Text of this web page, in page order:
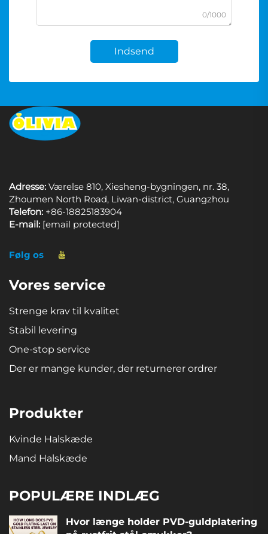
0/1000
Indsend
Adresse: Værelse 810, Xiesheng-bygningen, nr. 38,
Zhoumen North Road, Liwan-district, Guangzhou
Telefon: +86-18825183904
E-mail: [email protected]
Følg os
Vores service
Strenge krav til kvalitet
Stabil levering
One-stop service
Der er mange kunder, der returnerer ordrer
Produkter
Kvinde Halskæde
Mand Halskæde
POPULÆRE INDLÆG
Hvor længe holder PVD-guldplatering